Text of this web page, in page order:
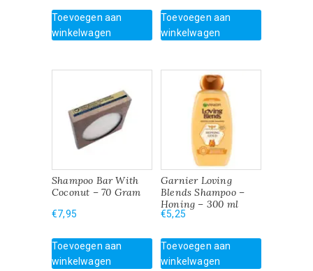
Toevoegen aan
winkelwagen
Toevoegen aan
winkelwagen
Shampoo Bar With
Coconut – 70 Gram
€7,95
Toevoegen aan
winkelwagen
Garnier Loving
Blends Shampoo –
Honing – 300 ml
€5,25
Toevoegen aan
winkelwagen